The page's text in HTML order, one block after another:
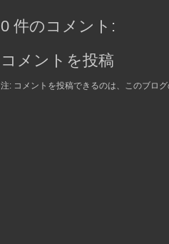
0 件のコメント:
コメントを投稿
注: コメントを投稿できるのは、このブログ